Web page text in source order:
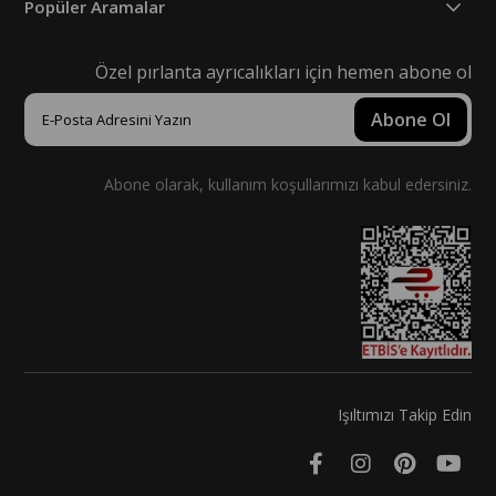
Popüler Aramalar
Özel pırlanta ayrıcalıkları için hemen abone ol
Abone Ol
Abone olarak, kullanım koşullarımızı kabul edersiniz.
Işıltımızı Takip Edin